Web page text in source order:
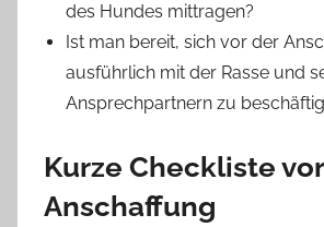
des Hundes mittragen?
Ist man bereit, sich vor der
ausführlich mit der Rasse und
Ansprechpartnern zu
Kurze Checkliste
Anschaffung